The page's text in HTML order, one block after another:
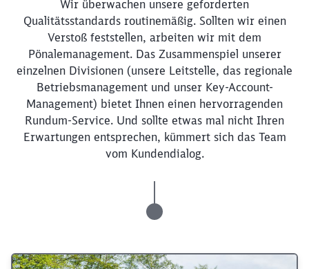
Wir überwachen unsere geforderten
Qualitätsstandards routinemäßig. Sollten wir einen
Verstoß feststellen, arbeiten wir mit dem
Pönalemanagement. Das Zusammenspiel unserer
einzelnen Divisionen (unsere Leitstelle, das regionale
Betriebsmanagement und unser Key-Account-
Management) bietet Ihnen einen hervorragenden
Rundum-Service. Und sollte etwas mal nicht Ihren
Erwartungen entsprechen, kümmert sich das Team
vom Kundendialog.
Schließen
Möchten Sie zu weitergeleitet
werden?
Abbrechen Weiter